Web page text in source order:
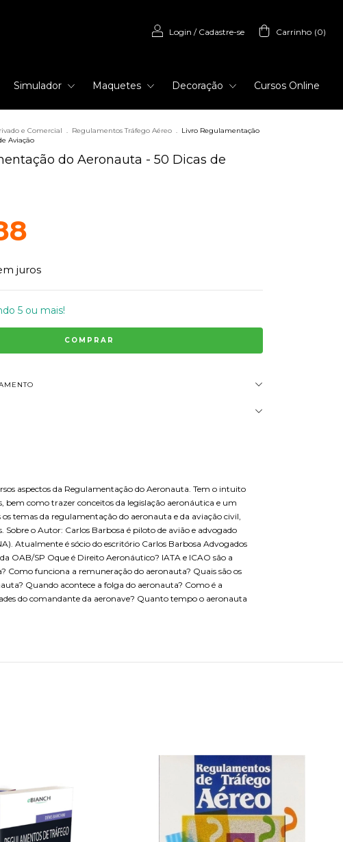
Login / Cadastre-se Carrinho (0)
Simulador Maquetes Decoração Cursos Online
e Comercial . Regulamentos Tráfego Aéreo . Livro Regulamentação
Aviação
do Aeronauta - 50 Dicas de
juros
5 ou mais!
aspectos da Regulamentação do Aeronauta. Tem o intuito
bem como trazer conceitos da legislação aeronáutica e um
temas da regulamentação do aeronauta e da aviação civil,
o Autor: Carlos Barbosa é piloto de avião e advogado
Atualmente é sócio do escritório Carlos Barbosa Advogados
OAB/SP Oque é Direito Aeronáutico? IATA e ICAO são a
Como funciona a remuneração do aeronauta? Quais são os
Quando acontece a folga do aeronauta? Como é a
do comandante da aeronave? Quanto tempo o aeronauta